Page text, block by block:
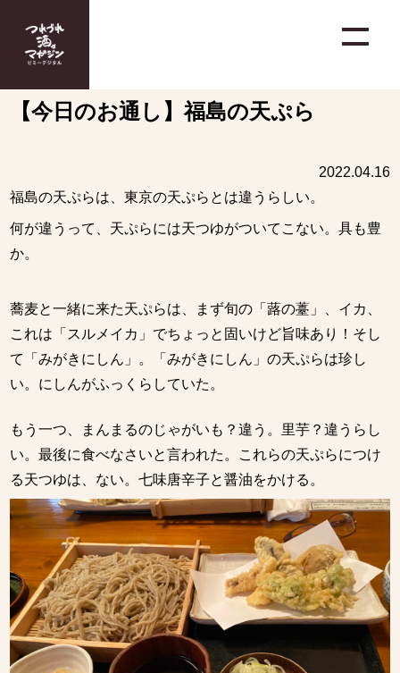
【今日のお通し】福島の天ぷら
2022.04.16
福島の天ぷらは、東京の天ぷらとは違うらしい。
何が違うって、天ぷらには天つゆがついてこない。具も豊
か。
蕎麦と一緒に来た天ぷらは、まず旬の「蕗の薹」、イカ、
これは「スルメイカ」でちょっと固いけど旨味あり！そし
て「みがきにしん」。「みがきにしん」の天ぷらは珍し
い。にしんがふっくらしていた。
もう一つ、まんまるのじゃがいも？違う。里芋？違うらし
い。最後に食べなさいと言われた。これらの天ぷらにつけ
る天つゆは、ない。七味唐辛子と醤油をかける。